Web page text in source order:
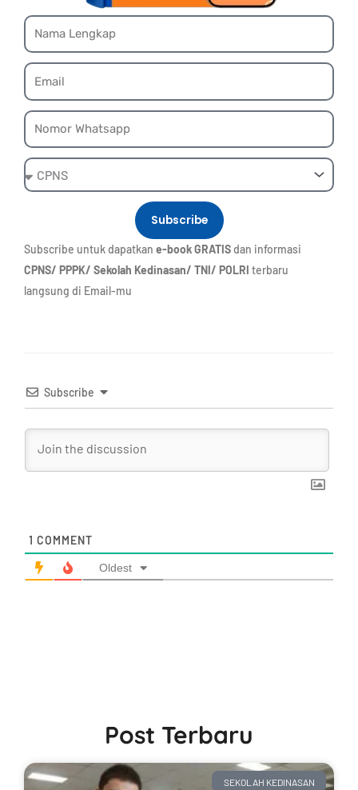
Name
Email
Whatsapp
Ebook
Subscribe
Subscribe untuk dapatkan e-book GRATISdan informasi
CPNS/ PPPK/ Sekolah Kedinasan/ TNI/ POLRI terbaru
langsung di Email-mu
Subscribe
1 COMMENT
Oldest
Post Terbaru
SEKOLAH KEDINASAN